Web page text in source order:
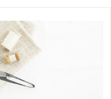
をご確認くださ